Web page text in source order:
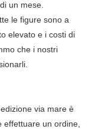
un mese.
le figure sono a
elevato e i costi di
che i nostri
via mare è
effettuare un ordine,